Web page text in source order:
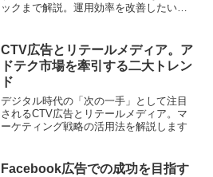
ックまで解説。運用効率を改善したい担
CTV広告とリテールメディア。ア
ドテク市場を牽引する二大トレン
ド
デジタル時代の「次の一手」として注目
されるCTV広告とリテールメディア。マ
ーケティング戦略の活用法を解説します
Facebook広告での成功を目指す